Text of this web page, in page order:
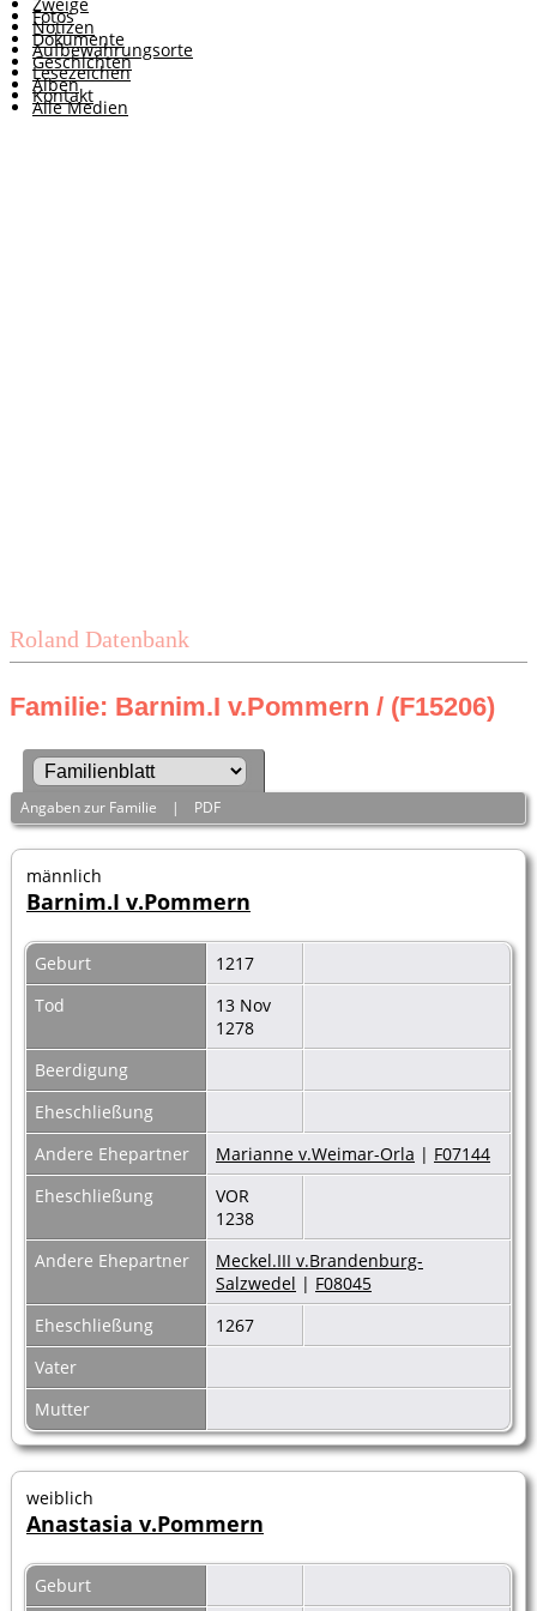
Fotos
Dokumente
Geschichten
Alben
Alle Medien
Notizen
Aufbewahrungsorte
Lesezeichen
Kontakt
Roland Datenbank
Familie: Barnim.I v.Pommern / (F15206)
Angaben zur Familie | PDF
männlich
Barnim.I v.Pommern
Geburt
1217
Tod
13 Nov
1278
Beerdigung
Eheschließung
Andere Ehepartner
Marianne v.Weimar-Orla | F07144
Eheschließung
VOR
1238
Andere Ehepartner
Meckel.III v.Brandenburg-
Salzwedel | F08045
Eheschließung
1267
Vater
Mutter
weiblich
Anastasia v.Pommern
Geburt